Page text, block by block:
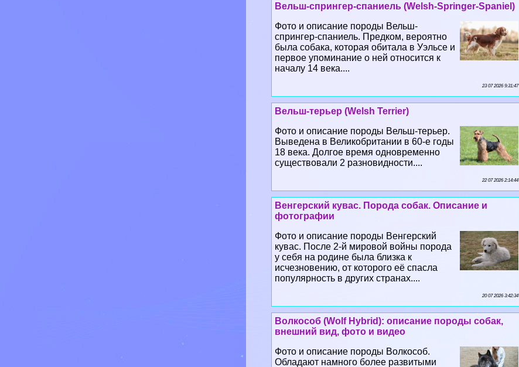
была собака, которая обитала в Уэльсе и
первое упоминание о ней относится к
началу 14 века....
23 07 2026 9:31:47
Вельш-терьер (Welsh Terrier)
Выведена в Великобритании в 60-е годы
18 века. Долгое время одновременно
существовали 2 разновидности....
22 07 2026 2:14:44
Венгерский кувас. Порода собак. Описание и
Фото и описание породы Венгерский
кувас. После 2-й мировой войны порода
у себя на родине была близка к
исчезновению, от которого её спасла
популярность в других странах....
20 07 2026 3:42:34
Волкособ (Wolf Hybrid): описание породы собак,
Фото и описание породы Волкособ.
Обладают намного более развитыми
чутьем, интеллектом и выносливостью,
чем собаки. В замкнутом прострaнcтве
находят человека за 20 секунд....